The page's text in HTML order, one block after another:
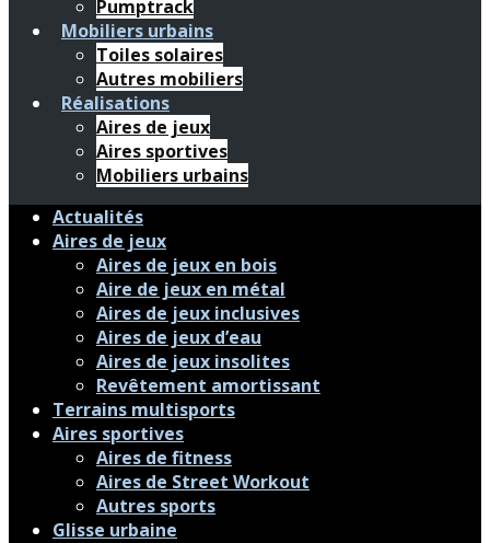
Pumptrack
Mobiliers urbains
Toiles solaires
Autres mobiliers
Réalisations
Aires de jeux
Aires sportives
Mobiliers urbains
Actualités
Aires de jeux
Aires de jeux en bois
Aire de jeux en métal
Aires de jeux inclusives
Aires de jeux d’eau
Aires de jeux insolites
Revêtement amortissant
Terrains multisports
Aires sportives
Aires de fitness
Aires de Street Workout
Autres sports
Glisse urbaine